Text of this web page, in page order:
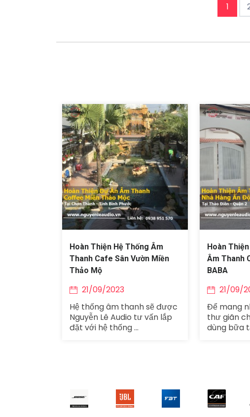
1
Hoàn Thiện Hệ Thống Âm
Thanh Cafe Sân Vườn Miền
Thảo Mộ
21/09/2023
Hệ thống âm thanh sẽ được
Nguyễn Lê Audio tư vấn lắp
đặt với hệ thống ...
Hoàn
Âm Thanh
BABA
21/09/
Để mang
thư giãn
dùng bữa